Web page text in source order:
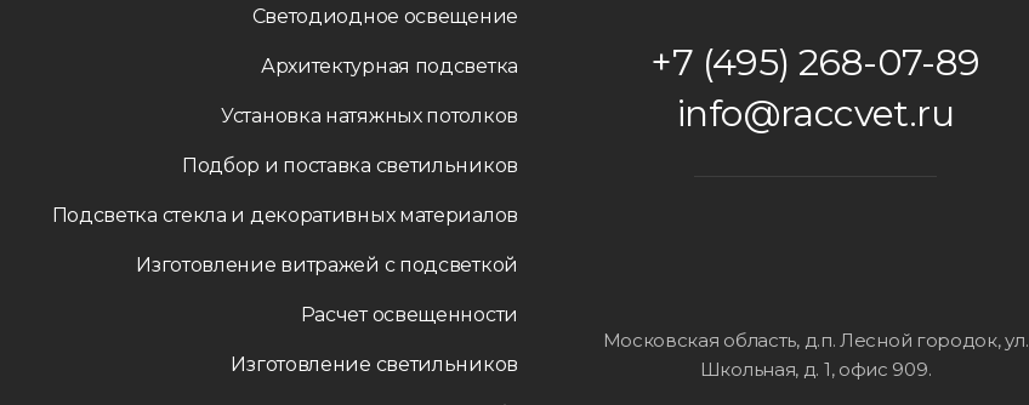
Светодиодное освещение
Архитектурная подсветка
Установка натяжных потолков
Подбор и поставка светильников
Подсветка стекла и декоративных материалов
Изготовление витражей с подсветкой
Расчет освещенности
Изготовление светильников
+7 (495) 268-07-89
info@raccvet.ru
Московская область, д.п. Лесной городок, ул.
Школьная, д. 1, офис 909.